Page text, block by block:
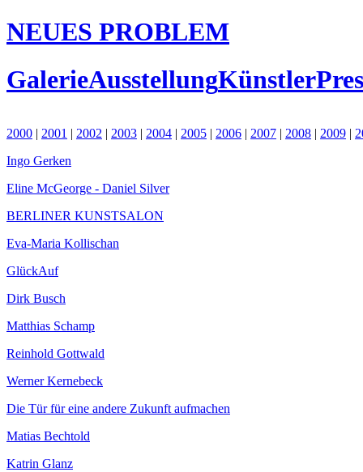
NEUES PROBLEM
GalerieAusstellungKünstler
2000 | 2001 | 2002 | 2003 | 2004 | 2005 | 2006 | 2007 | 2008 | 2009 |
Ingo Gerken
Eline McGeorge - Daniel Silver
BERLINER KUNSTSALON
Eva-Maria Kollischan
GlückAuf
Dirk Busch
Matthias Schamp
Reinhold Gottwald
Werner Kernebeck
Die Tür für eine andere Zukunft aufmachen
Matias Bechtold
Katrin Glanz